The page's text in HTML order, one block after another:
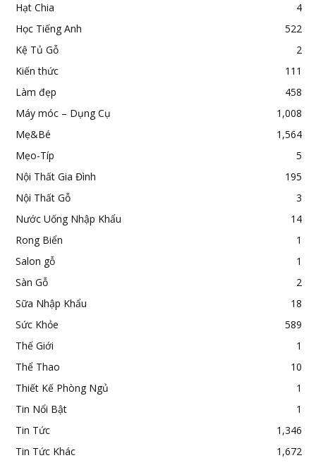
Hạt Chia
4
Học Tiếng Anh
522
Kệ Tủ Gỗ
2
Kiến thức
111
Làm đẹp
458
Máy móc – Dụng Cụ
1,008
Mẹ&Bé
1,564
Mẹo-Típ
5
Nội Thất Gia Đình
195
Nội Thất Gỗ
3
Nước Uống Nhập Khẩu
14
Rong Biển
1
Salon gỗ
1
Sàn Gỗ
2
Sữa Nhập Khẩu
18
Sức Khỏe
589
Thế Giới
1
Thể Thao
10
Thiết Kế Phòng Ngủ
1
Tin Nổi Bật
1
Tin Tức
1,346
Tin Tức Khác
1,672